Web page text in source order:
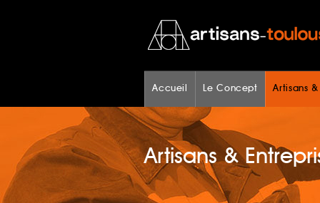
Accueil Le Concept Artisans
Artisans &